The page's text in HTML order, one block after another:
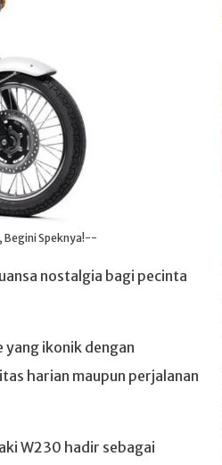
Begini Speknya!--
nostalgia bagi pecinta
ikonik dengan
harian maupun perjalanan
W230 hadir sebagai